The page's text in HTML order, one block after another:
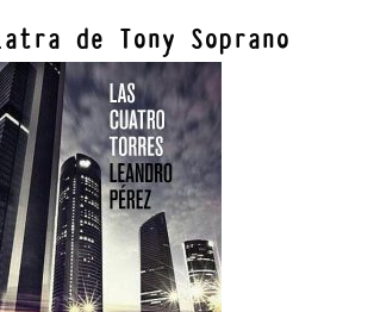
de Tony Soprano